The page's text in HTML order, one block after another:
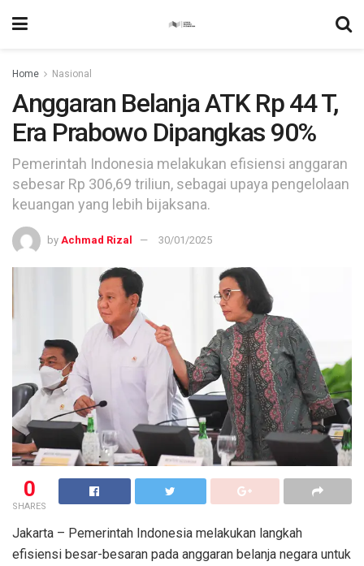
Home Nasional
Anggaran Belanja ATK Rp 44 T,
Era Prabowo Dipangkas 90%
Pemerintah Indonesia melakukan efisiensi anggaran
sebesar Rp 306,69 triliun, sebagai upaya pengelolaan
keuangan yang lebih bijaksana.
by Achmad Rizal 30/01/2025
0
SHARES
Jakarta – Pemerintah Indonesia melakukan langkah
efisiensi besar-besaran pada anggaran belanja negara untuk